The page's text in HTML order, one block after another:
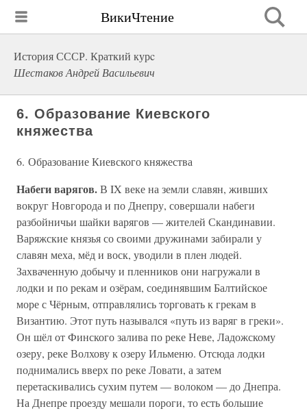
ВикиЧтение
История СССР. Краткий курc
Шестаков Андрей Васильевич
6. Образование Киевского
княжества
6. Образование Киевского княжества
Набеги варягов.В IX веке на земли славян, живших
вокруг Новгорода и по Днепру, совершали набеги
разбойничьи шайки варягов — жителей Скандинавии.
Варяжские князья со своими дружинами забирали у
славян меха, мёд и воск, уводили в плен людей.
Захваченную добычу и пленников они нагружали в
лодки и по рекам и озёрам, соединявшим Балтийское
море с Чёрным, отправлялись торговать к грекам в
Византию. Этот путь назывался «путь из варяг в греки».
Он шёл от Финского залива по реке Неве, Ладожскому
озеру, реке Волхову к озеру Ильменю. Отсюда лодки
поднимались вверх по реке Ловати, а затем
перетаскивались сухим путем — волоком — до Днепра.
На Днепре проезду мешали пороги, то есть большие